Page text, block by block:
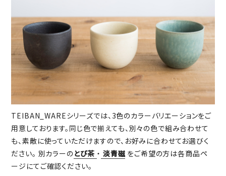
TEIBAN_WAREシリーズでは、3色のカラーバリエーションをご
用意しております。同じ色で揃えても、別々の色で組み合わせて
も、素敵に使っていただけますので、お好みに合わせてお選びく
ださい。 別カラーのとび茶 ・ 淡青磁 をご希望の方は各商品ペ
ージにてご確認ください。